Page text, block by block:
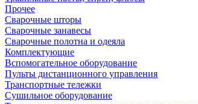
Прочее
Сварочные шторы
Сварочные занавесы
Сварочные полотна и одеяла
Комплектующие
Вспомогательное оборудование
Пульты дистанционного управления
Транспортные тележки
Сушильное оборудование